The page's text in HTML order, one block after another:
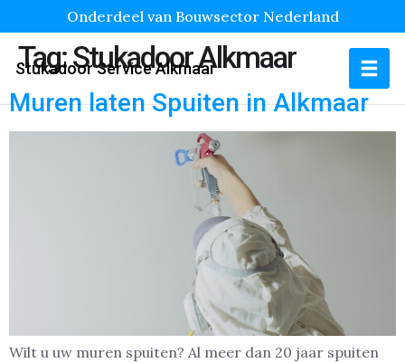
Onderdeel van Bouwsector Nederland
Stukadoor Service Alkmaar
Tag:Stukadoor Alkmaar
Muren laten Spuiten in Alkmaar
Wilt u uw muren spuiten? Al meer dan 20 jaar spuiten